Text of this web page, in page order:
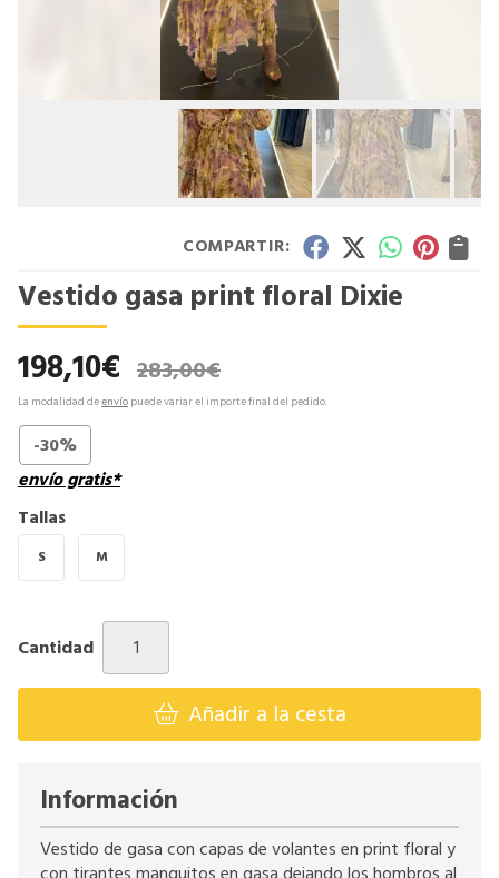
COMPARTIR:
Vestido gasa print floral Dixie
198,10€ 283,00€
La modalidad deenvío puede variar el importe final del pedido.
-30%
envío gratis*
Tallas
S M
Cantidad
Añadir a la cesta
Información
Vestido de gasa con capas de volantes en print floral y